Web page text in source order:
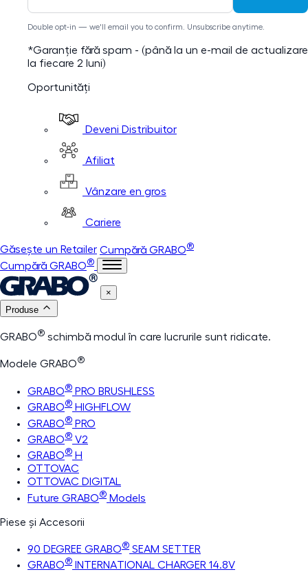
Double opt-in — we'll email you to confirm. Unsubscribe anytime.
*Garanție fără spam - (până la un e-mail de actualizare
la fiecare 2 luni)
Oportunități
Deveni Distribuitor
Afiliat
Vânzare en gros
Cariere
Găsește un Retailer Cumpără GRABO®
Cumpără GRABO®
×
Produse
GRABO® schimbă modul în care lucrurile sunt ridicate.
Modele GRABO®
GRABO® PRO BRUSHLESS
GRABO® HIGHFLOW
GRABO® PRO
GRABO® V2
GRABO® H
OTTOVAC
OTTOVAC DIGITAL
Future GRABO® Models
Piese și Accesorii
90 DEGREE GRABO® SEAM SETTER
GRABO® INTERNATIONAL CHARGER 14.8V